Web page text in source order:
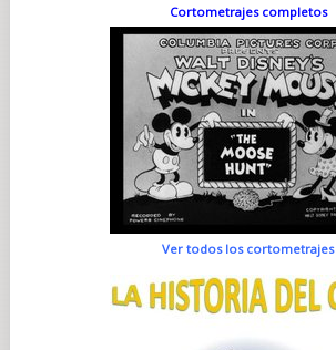
Cortometrajes completos
Ver todos los cortometrajes